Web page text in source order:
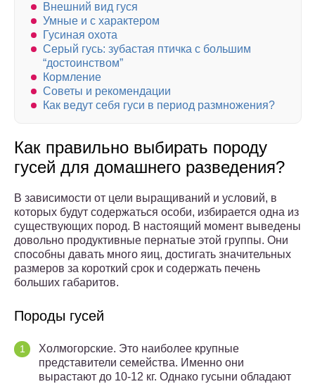
Внешний вид гуся
Умные и с характером
Гусиная охота
Серый гусь: зубастая птичка с большим
“достоинством”
Кормление
Советы и рекомендации
Как ведут себя гуси в период размножения?
Как правильно выбирать породу
гусей для домашнего разведения?
В зависимости от цели выращиваний и условий, в
которых будут содержаться особи, избирается одна из
существующих пород. В настоящий момент выведены
довольно продуктивные пернатые этой группы. Они
способны давать много яиц, достигать значительных
размеров за короткий срок и содержать печень
больших габаритов.
Породы гусей
Холмогорские. Это наиболее крупные
представители семейства. Именно они
вырастают до 10-12 кг. Однако гусыни обладают